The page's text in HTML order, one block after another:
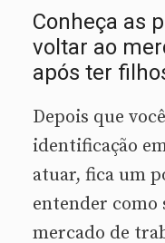
Conheça as
voltar ao
após ter
Depois que
identificação
atuar, fica um
entender como
mercado de